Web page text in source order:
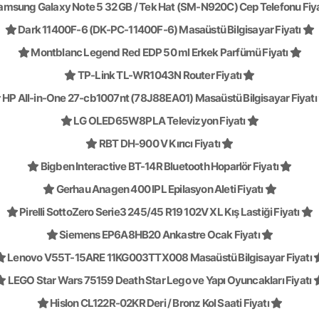
Galaxy Note 5 32 GB / Tek Hat (SM-N920C) Cep Telefonu
Dark 11400F-6 (DK-PC-11400F-6) Masaüstü Bilgisayar Fiyatı
Montblanc Legend Red EDP 50 ml Erkek Parfümü Fiyatı
TP-Link TL-WR1043N Router Fiyatı
HP All-in-One 27-cb1007nt (78J88EA01) Masaüstü Bilgisayar Fiyatı
LG OLED65W8PLA Televizyon Fiyatı
RBT DH-900 V Kırıcı Fiyatı
Bigben Interactive BT-14R Bluetooth Hoparlör Fiyatı
Gerhau Anagen 400 IPL Epilasyon Aleti Fiyatı
Pirelli SottoZero Serie3 245/45 R19 102V XL Kış Lastiği Fiyatı
Siemens EP6A8HB20 Ankastre Ocak Fiyatı
Lenovo V55T-15ARE 11KG003TTX008 Masaüstü Bilgisayar Fiyatı
LEGO Star Wars 75159 Death Star Lego ve Yapı Oyuncakları Fiyatı
Hislon CL122R-02KR Deri / Bronz Kol Saati Fiyatı